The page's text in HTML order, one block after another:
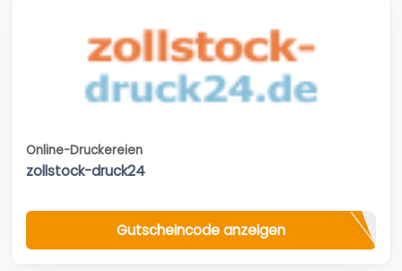
Online-Druckereien
zollstock-druck24
Gutscheincode anzeigen